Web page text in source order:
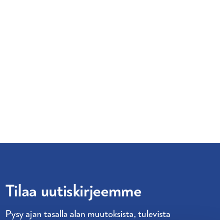
Tilaa uutiskirjeemme
Pysy ajan tasalla alan muutoksista, tulevista